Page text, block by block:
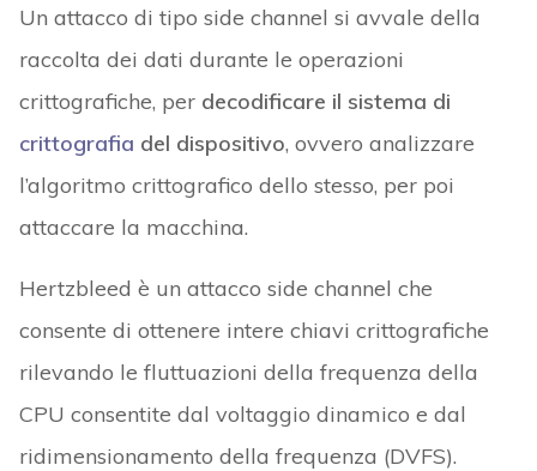
Un attacco di tipo side channel si avvale della
raccolta dei dati durante le operazioni
crittografiche, per decodificare il sistema di
crittografia del dispositivo, ovvero analizzare
l’algoritmo crittografico dello stesso, per poi
attaccare la macchina.
Hertzbleed è un attacco side channel che
consente di ottenere intere chiavi crittografiche
rilevando le fluttuazioni della frequenza della
CPU consentite dal voltaggio dinamico e dal
ridimensionamento della frequenza (DVFS).